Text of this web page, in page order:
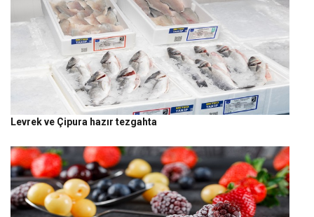
Levrek ve Çipura hazır tezgahta